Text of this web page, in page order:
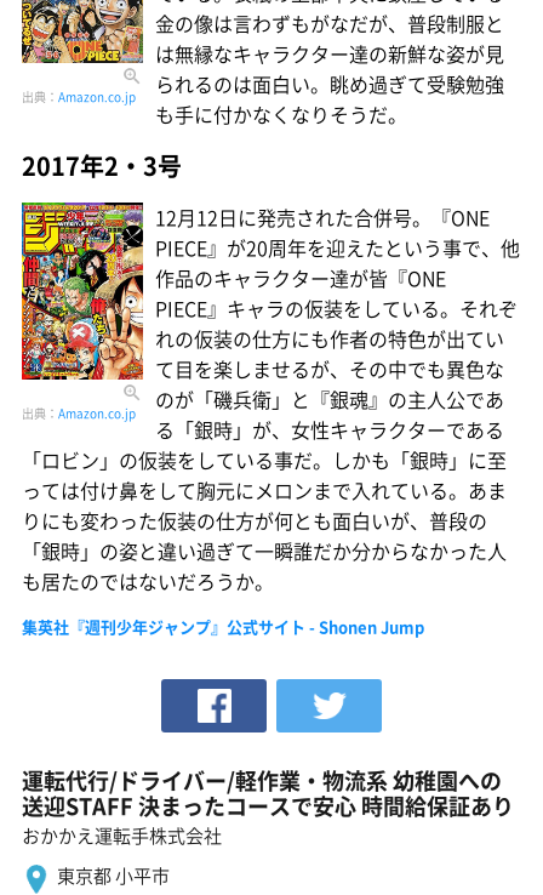
出典： Amazon.co.jp
金の像は言わずもがなだが、普段制服と
は無縁なキャラクター達の新鮮な姿が見
られるのは面白い。眺め過ぎて受験勉強
も手に付かなくなりそうだ。
2017年2・3号
出典： Amazon.co.jp
12月12日に発売された合併号。『ONE
PIECE』が20周年を迎えたという事で、他
作品のキャラクター達が皆『ONE
PIECE』キャラの仮装をしている。それぞ
れの仮装の仕方にも作者の特色が出てい
て目を楽しませるが、その中でも異色な
のが「磯兵衛」と『銀魂』の主人公であ
る「銀時」が、女性キャラクターである
「ロビン」の仮装をしている事だ。しかも「銀時」に至
っては付け鼻をして胸元にメロンまで入れている。あま
りにも変わった仮装の仕方が何とも面白いが、普段の
「銀時」の姿と違い過ぎて一瞬誰だか分からなかった人
も居たのではないだろうか。
集英社『週刊少年ジャンプ』公式サイト - Shonen Jump
運転代行/ドライバー/軽作業・物流系 幼稚園への
送迎STAFF 決まったコースで安心 時間給保証あり
おかかえ運転手株式会社
東京都 小平市